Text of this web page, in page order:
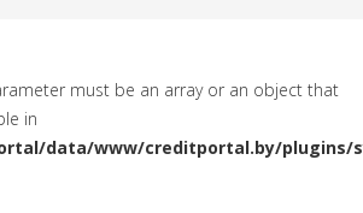
must be an array or an object that
in
data/www/creditportal.by/plugins/